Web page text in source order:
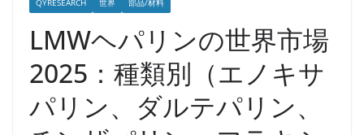
QYRESEARCH 世界 部品/材料
LMWヘパリンの世界市場
2025：種類別（エノキサ
パリン、ダルテパリン、